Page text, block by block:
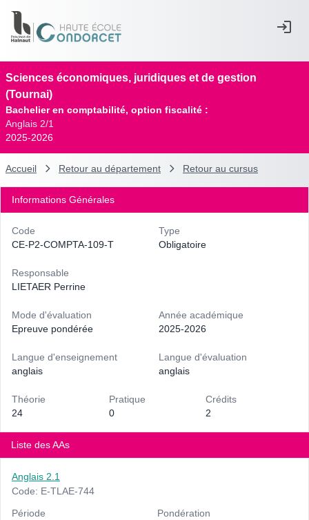
Sciences économiques, juridiques et de gestion
(Tournai)
Bachelier en comptabilité, option fiscalité :
Anglais 2/1
2025-2026
Accueil Retour au département Retour au cursus
Informations Générales
Code
CE-P2-COMPTA-109-T
Type
Obligatoire
Responsable
LIETAER Perrine
Mode d'évaluation
Epreuve pondérée
Année académique
2025-2026
Langue d'enseignement
anglais
Langue d'évaluation
anglais
Théorie
24
Pratique
0
Crédits
2
Liste des AAs
Anglais 2.1
Code: E-TLAE-744
Période
Pondération